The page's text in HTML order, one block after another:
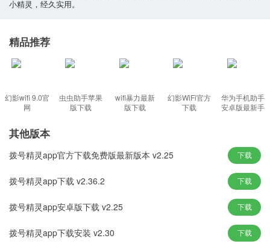
2、灵活搜索，智能拨号：软件使用诸如首字母缩写和拼音号码之类
简单单就能完成全新的操作
供共享地址簿。您可以自己创建圈子联系人或业务联系人，圈子中
4、名片管理，独一无二：软件为您设计全球唯一的二维码电子名
了世界上唯一的二维码电子名片，不仅您自己的名片可以通过手机
方便地转移。您的地址簿中的所有联系人都可以成为名片，只需单
5、新年短信，火速：软件匹配了强大的短信功能，帮您批量选择联
系人，火速，新春佳节，三分钟即可搞定上千人的祝福。
拨号精灵软件亮点
小精灵，经久实用。
精品推荐
幻影wifi 9.0官
网
虫虫助手苹果
版下载
wifi暴力最新
版下载
幻影WiFi官方
下载
华为手机助手
安卓版最新手
其他版本
拨号精灵app官方下载免费版最新版本 v2.25 下载
拨号精灵app下载 v2.36.2 下载
拨号精灵app安卓版下载 v2.25 下载
拨号精灵app下载安装 v2.30 下载